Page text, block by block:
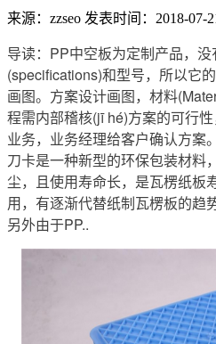
来源：zzseo 发表时间：2018-07-
导读：PP中空板为定制产品，
(specifications)和型号，所以
画图。方案设计画图，材料
程需内部稽核(jī hé)方案的可行
业务，业务经理给客户确认方
刀卡是一种新型的环保包装材料
尘，且使用寿命长，是瓦楞纸板
用，有逐渐代替纸制瓦楞板的趋
另外由于PP..